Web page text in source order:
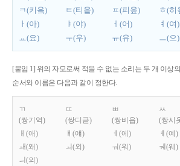
ㅋ(키읔)
ㅌ(티읕) ㅍ(피읖)
ㅎ(히
ㅏ(아)
ㅑ(야) ㅓ(어) ㅕ(여)
ㅛ(요)
ㅜ(우) ㅠ(유) ㅡ(으)
[붙임 1] 위의 자모로써 적을 수 없는 소리는 두 개 이상
순서와 이름은 다음과 같이 정한다.
ㄲ
(쌍기역)
ㄸ
(쌍디귿)
ㅃ
(쌍비읍)
ㅆ
(쌍시
ㅐ(애)
ㅒ(얘) ㅔ(에) ㅖ(예)
ㅙ(왜)
ㅚ(외) ㅝ(워) ㅞ(웨)
ㅢ(의)